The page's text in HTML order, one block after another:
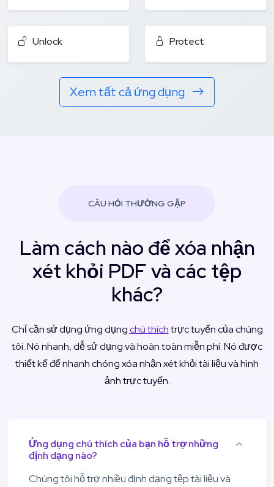
Unlock Protect
Xem tất cả ứng dụng
CÂU HỎI THƯỜNG GẶP
Làm cách nào để xóa nhận
xét khỏi PDF và các tệp
khác?
Chỉ cần sử dụng ứng dụngchú thíchtrực tuyến của chúng
tôi. Nó nhanh, dễ sử dụng và hoàn toàn miễn phí. Nó được
thiết kế để nhanh chóng xóa nhận xét khỏi tài liệu và hình
ảnh trực tuyến.
Ứng dụng chú thích của bạn hỗ trợ những
định dạng nào?
Chúng tôi hỗ trợ nhiều định dạng tệp tài liệu và